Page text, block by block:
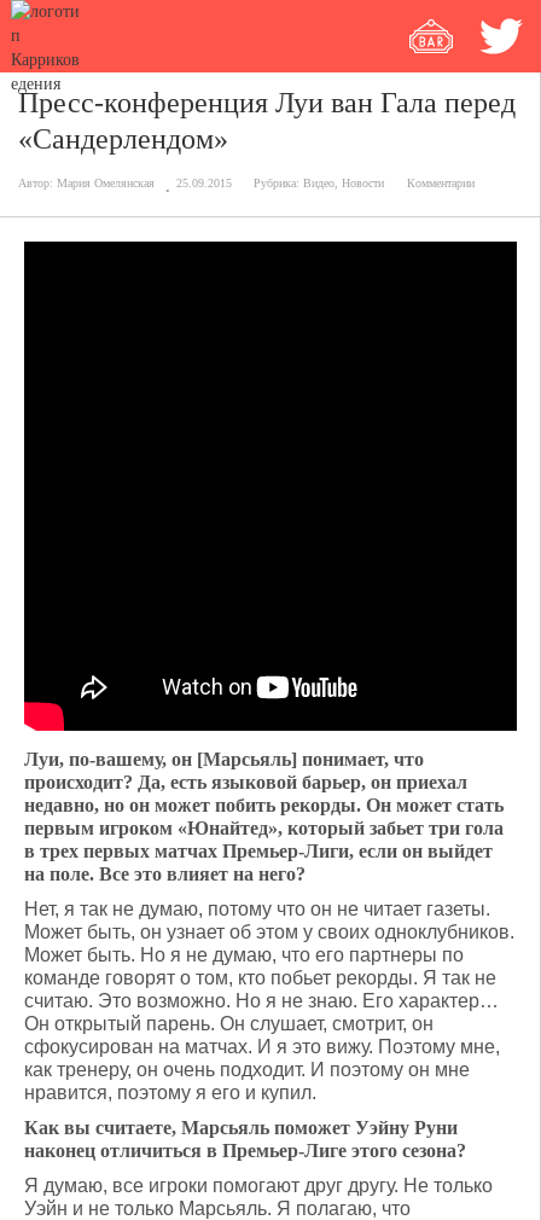
Пресс-конференция Луи ван Гала перед
«Сандерлендом»
Автор: Мария Омелянская 25.09.2015 Рубрика: Видео Новости Комментарии
Луи, по-вашему, он [Марсьяль] понимает, что
происходит? Да, есть языковой барьер, он приехал
недавно, но он может побить рекорды. Он может стать
первым игроком «Юнайтед», который забьет три гола
в трех первых матчах Премьер-Лиги, если он выйдет
на поле. Все это влияет на него?
Нет, я так не думаю, потому что он не читает газеты.
Может быть, он узнает об этом у своих одноклубников.
Может быть. Но я не думаю, что его партнеры по
команде говорят о том, кто побьет рекорды. Я так не
считаю. Это возможно. Но я не знаю. Его характер…
Он открытый парень. Он слушает, смотрит, он
сфокусирован на матчах. И я это вижу. Поэтому мне,
как тренеру, он очень подходит. И поэтому он мне
нравится, поэтому я его и купил.
Как вы считаете, Марсьяль поможет Уэйну Руни
наконец отличиться в Премьер-Лиге этого сезона?
Я думаю, все игроки помогают друг другу. Не только
Уэйн и не только Марсьяль. Я полагаю, что